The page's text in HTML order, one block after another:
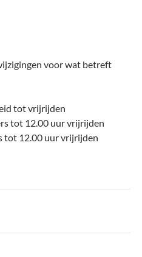
voor wat betreft
tot vrijrijden
tot 12.00 uur vrijrijden
tot 12.00 uur vrijrijden